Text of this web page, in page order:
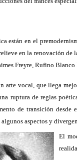
están en el
en la renovación
Freyre, Rufino Blanco
arte vocal, que llega
ruptura de reglas
de transición
aspectos y
El